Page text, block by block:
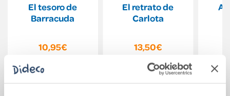
El tesoro de
Barracuda
10,95€
Comprar
El retrato de
Carlota
13,50€
Comprar